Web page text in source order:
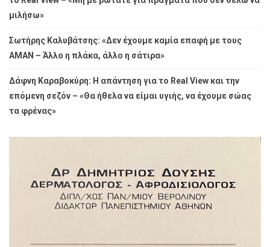
μιλήσω»
Σωτήρης Καλυβάτσης: «Δεν έχουμε καμία επαφή με τους
ΑΜΑΝ – Άλλο η πλάκα, άλλο η σάτιρα»
Δάφνη Καραβοκύρη: Η απάντηση για το Real View και την
επόμενη σεζόν – «Θα ήθελα να είμαι υγιής, να έχουμε σώας
τα φρένας»